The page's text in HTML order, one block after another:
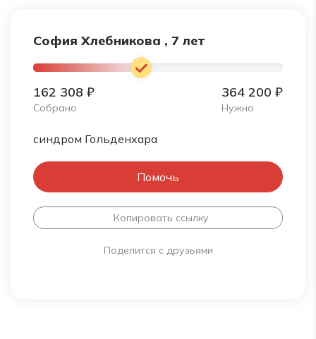
София Хлебникова , 7 лет
162 308 ₽
Собрано
364 200 ₽
Нужно
синдром Гольденхара
Помочь
Поделится с друзьями
Копировать ссылку